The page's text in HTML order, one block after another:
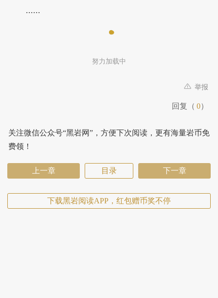
......
努力加载中
举报
回复（ 0）
关注微信公众号“黑岩网”，方便下次阅读，更有海量岩币免
费领！
上一章 目录 下一章
下载黑岩阅读APP，红包赠币奖不停